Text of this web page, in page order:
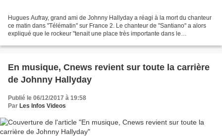
Hugues Aufray, grand ami de Johnny Hallyday a réagi à la mort du chanteur
ce matin dans "Télématin" sur France 2. Le chanteur de "Santiano" a alors
expliqué que le rockeur "tenait une place très importante dans le
En musique, Cnews revient sur toute la carrière
de Johnny Hallyday
Publié le 06/12/2017 à 19:58
Par Les Infos Videos